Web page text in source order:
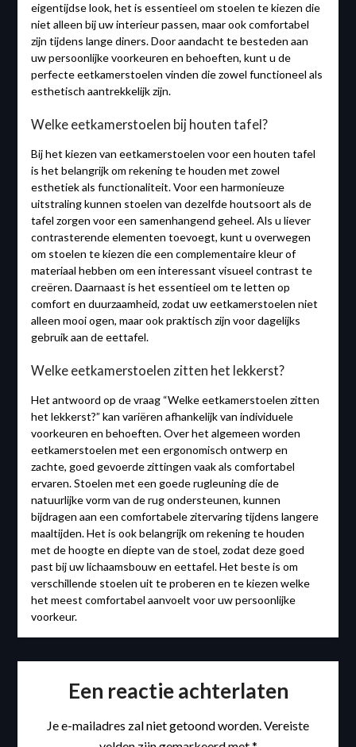
eigentijdse look, het is essentieel om stoelen te kiezen die
niet alleen bij uw interieur passen, maar ook comfortabel
zijn tijdens lange diners. Door aandacht te besteden aan
uw persoonlijke voorkeuren en behoeften, kunt u de
perfecte eetkamerstoelen vinden die zowel functioneel als
esthetisch aantrekkelijk zijn.
Welke eetkamerstoelen bij houten tafel?
Bij het kiezen van eetkamerstoelen voor een houten tafel
is het belangrijk om rekening te houden met zowel
esthetiek als functionaliteit. Voor een harmonieuze
uitstraling kunnen stoelen van dezelfde houtsoort als de
tafel zorgen voor een samenhangend geheel. Als u liever
contrasterende elementen toevoegt, kunt u overwegen
om stoelen te kiezen die een complementaire kleur of
materiaal hebben om een interessant visueel contrast te
creëren. Daarnaast is het essentieel om te letten op
comfort en duurzaamheid, zodat uw eetkamerstoelen niet
alleen mooi ogen, maar ook praktisch zijn voor dagelijks
gebruik aan de eettafel.
Welke eetkamerstoelen zitten het lekkerst?
Het antwoord op de vraag “Welke eetkamerstoelen zitten
het lekkerst?” kan variëren afhankelijk van individuele
voorkeuren en behoeften. Over het algemeen worden
eetkamerstoelen met een ergonomisch ontwerp en
zachte, goed gevoerde zittingen vaak als comfortabel
ervaren. Stoelen met een goede rugleuning die de
natuurlijke vorm van de rug ondersteunen, kunnen
bijdragen aan een comfortabele zitervaring tijdens langere
maaltijden. Het is ook belangrijk om rekening te houden
met de hoogte en diepte van de stoel, zodat deze goed
past bij uw lichaamsbouw en eettafel. Het beste is om
verschillende stoelen uit te proberen en te kiezen welke
het meest comfortabel aanvoelt voor uw persoonlijke
voorkeur.
Een reactie achterlaten
Je e-mailadres zal niet getoond worden.Vereiste